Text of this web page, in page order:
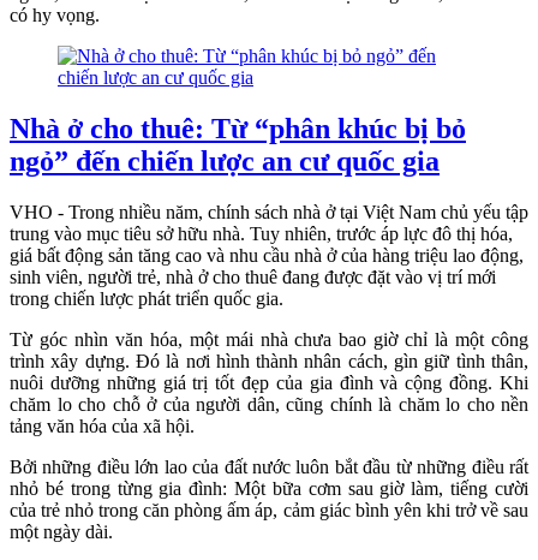
có hy vọng.
Nhà ở cho thuê: Từ “phân khúc bị bỏ
ngỏ” đến chiến lược an cư quốc gia
VHO - Trong nhiều năm, chính sách nhà ở tại Việt Nam chủ yếu tập
trung vào mục tiêu sở hữu nhà. Tuy nhiên, trước áp lực đô thị hóa,
giá bất động sản tăng cao và nhu cầu nhà ở của hàng triệu lao động,
sinh viên, người trẻ, nhà ở cho thuê đang được đặt vào vị trí mới
trong chiến lược phát triển quốc gia.
Từ góc nhìn văn hóa, một mái nhà chưa bao giờ chỉ là một công
trình xây dựng. Đó là nơi hình thành nhân cách, gìn giữ tình thân,
nuôi dưỡng những giá trị tốt đẹp của gia đình và cộng đồng. Khi
chăm lo cho chỗ ở của người dân, cũng chính là chăm lo cho nền
tảng văn hóa của xã hội.
Bởi những điều lớn lao của đất nước luôn bắt đầu từ những điều rất
nhỏ bé trong từng gia đình: Một bữa cơm sau giờ làm, tiếng cười
của trẻ nhỏ trong căn phòng ấm áp, cảm giác bình yên khi trở về sau
một ngày dài.